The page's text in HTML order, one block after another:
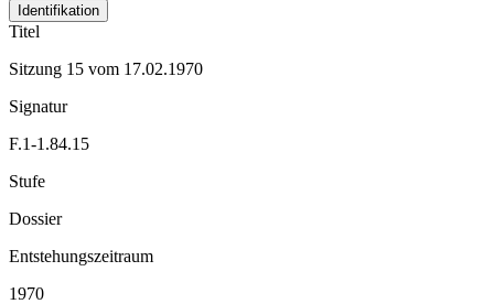
Identifikation
Titel
Sitzung 15 vom 17.02.1970
Signatur
F.1-1.84.15
Stufe
Dossier
Entstehungszeitraum
1970